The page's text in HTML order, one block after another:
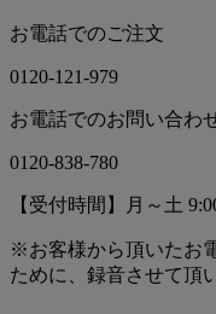
お電話でのご注文
0120-121-979
お電話でのお問い合わ
0120-838-780
【受付時間】月～土
※お客様から頂いたお
ために、録音させて頂